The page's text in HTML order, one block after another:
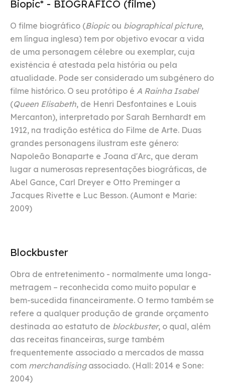
Biopic* - BIOGRÁFICO (filme)
O filme biográfico (Biopicou biographical picture,
em língua inglesa) tem por objetivo evocar a vida
de uma personagem célebre ou exemplar, cuja
existência é atestada pela história ou pela
atualidade. Pode ser considerado um subgénero do
filme histórico. O seu protótipo é A Rainha Isabel
(Queen Elisabeth, de Henri Desfontaines e Louis
Mercanton), interpretado por Sarah Bernhardt em
1912, na tradição estética do Filme de Arte. Duas
grandes personagens ilustram este género:
Napoleão Bonaparte e Joana d'Arc, que deram
lugar a numerosas representações biográficas, de
Abel Gance, Carl Dreyer e Otto Preminger a
Jacques Rivette e Luc Besson. (Aumont e Marie:
2009)
Blockbuster
Obra de entretenimento - normalmente uma longa-
metragem – reconhecida como muito popular e
bem-sucedida financeiramente. O termo também se
refere a qualquer produção de grande orçamento
destinada ao estatuto de blockbuster, o qual, além
das receitas financeiras, surge também
frequentemente associado a mercados de massa
com merchandisingassociado. (Hall: 2014 e Sone:
2004)